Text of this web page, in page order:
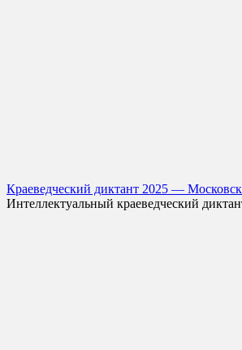
Краеведческий диктант 2025 —
Интеллектуальный краеведческий